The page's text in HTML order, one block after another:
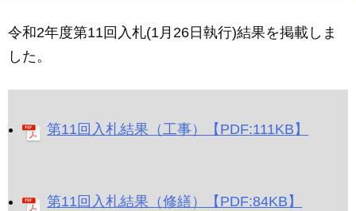
令和2年度第11回入札(1月26日執行)結果を掲載しま
した。
第11回入札結果（工事）【PDF:111KB】
第11回入札結果（修繕）【PDF:84KB】